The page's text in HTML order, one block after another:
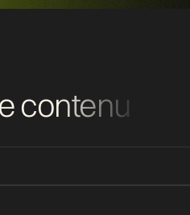
contenu